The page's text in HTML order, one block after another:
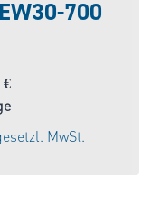
700
€Aktueller
Preis
MwSt.